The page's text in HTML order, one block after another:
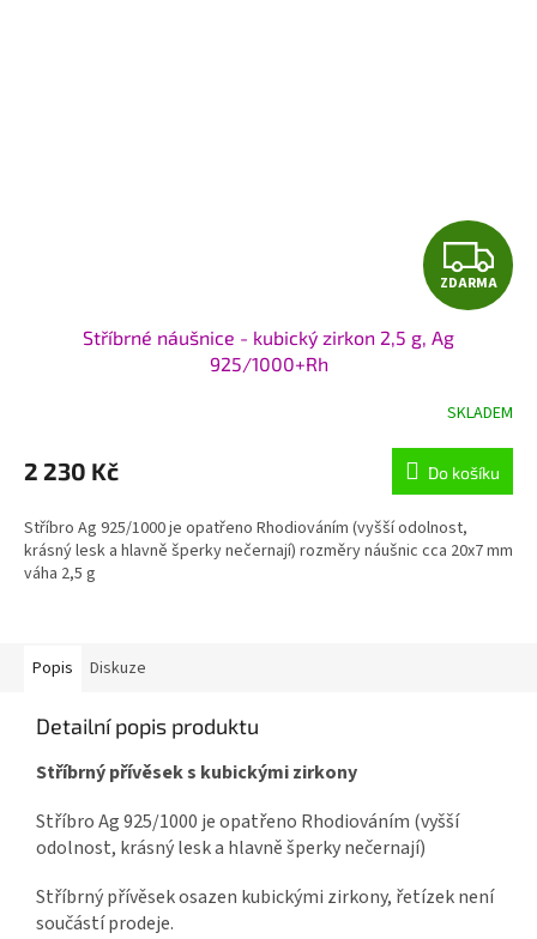
Z
D
R
M
A
ZDARMA
Stříbrné náušnice - kubický zirkon 2,5 g, Ag
925/1000+Rh
SKLADEM
2 230 Kč Do košíku
Stříbro Ag 925/1000 je opatřeno Rhodiováním (vyšší odolnost,
krásný lesk a hlavně šperky nečernají) rozměry náušnic cca 20x7 mm
váha 2,5 g
Popis Diskuze
Detailní popis produktu
Stříbrný přívěsek s kubickými zirkony
Stříbro Ag 925/1000 je opatřeno Rhodiováním (vyšší
odolnost, krásný lesk a hlavně šperky nečernají)
Stříbrný přívěsek osazen kubickými zirkony, řetízek není
součástí prodeje.